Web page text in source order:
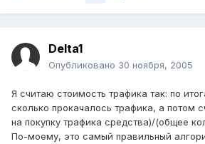
Delta1
Опубликовано 30 ноября, 2005
Я считаю стоимость трафика так: по
сколько прокачалось трафика, а потом
на покупку трафика средства)/(общее
По-моему, это самый правильный